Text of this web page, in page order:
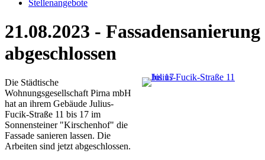
Stellenangebote
21.08.2023 - Fassadensanierung
abgeschlossen
Die Städtische
Wohnungsgesellschaft Pirna mbH
hat an ihrem Gebäude Julius-
Fucik-Straße 11 bis 17 im
Sonnensteiner "Kirschenhof" die
Fassade sanieren lassen. Die
Arbeiten sind jetzt abgeschlossen.